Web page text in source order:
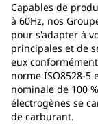
Capables de
à 60Hz, nos
pour s'adapter à
principales et de
eux
norme ISO8528-5
nominale de 100
électrogènes se
de carburant.